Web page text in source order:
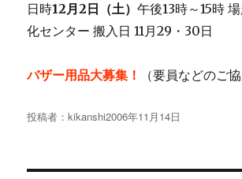
日時12月2日（土）午後13時～15時
化センター 搬入日 11月29・30日
バザー用品大募集！ （要員などのご協
投稿者：kikanshi投
2006年11月14日